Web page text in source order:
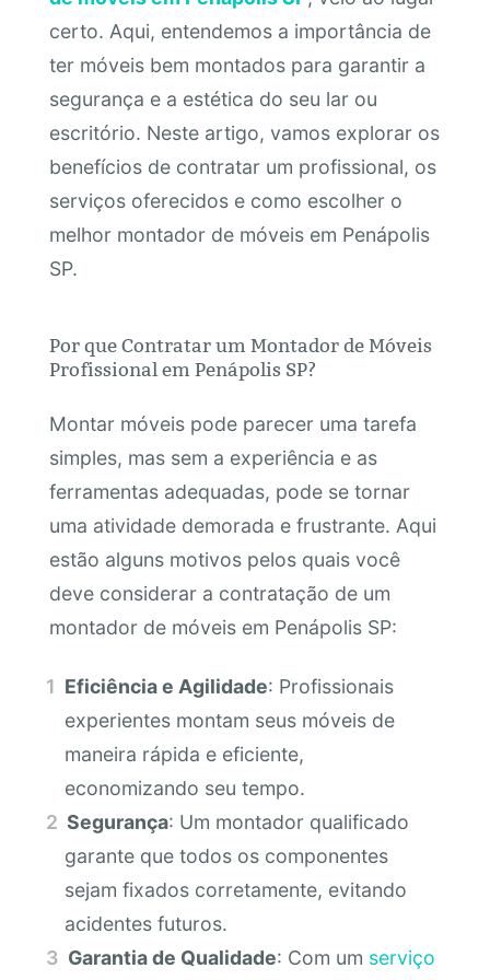
certo. Aqui, entendemos a importância de
ter móveis bem montados para garantir a
segurança e a estética do seu lar ou
escritório. Neste artigo, vamos explorar os
benefícios de contratar um profissional, os
serviços oferecidos e como escolher o
melhor montador de móveis em Penápolis
SP.
Por que Contratar um Montador de Móveis
Profissional em Penápolis SP?
Montar móveis pode parecer uma tarefa
simples, mas sem a experiência e as
ferramentas adequadas, pode se tornar
uma atividade demorada e frustrante. Aqui
estão alguns motivos pelos quais você
deve considerar a contratação de um
montador de móveis em Penápolis SP:
Eficiência e Agilidade: Profissionais
experientes montam seus móveis de
maneira rápida e eficiente,
economizando seu tempo.
Segurança: Um montador qualificado
garante que todos os componentes
sejam fixados corretamente, evitando
acidentes futuros.
Garantia de Qualidade: Com um serviço